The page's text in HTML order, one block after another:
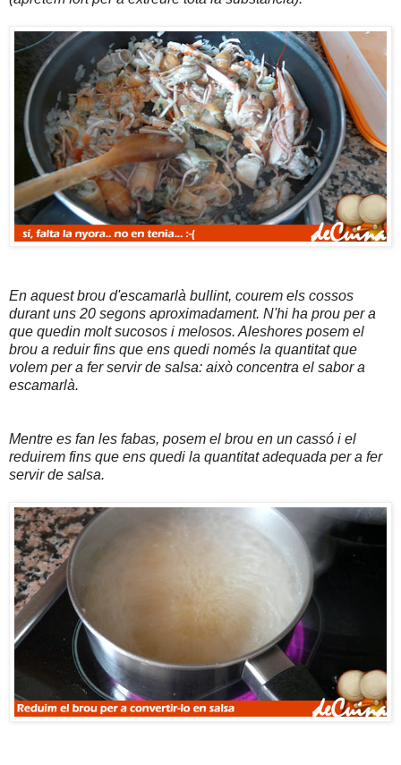
En aquest brou d'escamarlà bullint, courem els cossos
durant uns 20 segons aproximadament. N'hi ha prou per a
que quedin molt sucosos i melosos. Aleshores posem el
brou a reduir fins que ens quedi només la quantitat que
volem per a fer servir de salsa: això concentra el sabor a
escamarlà.
Mentre es fan les fabas, posem el brou en un cassó i el
reduirem fins que ens quedi la quantitat adequada per a fer
servir de salsa.